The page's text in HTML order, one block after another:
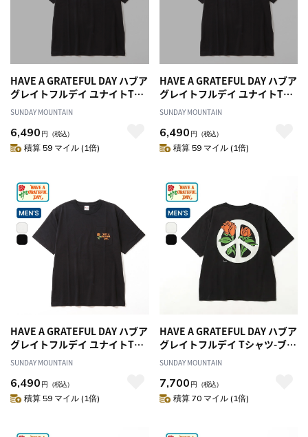
HAVE A GRATEFUL DAY ハブア
グレイトフルデイ ユナイトTシ
ャツ
SUNDAY MOUNTAIN
6,490 円 （税込）
積算 59 マイル (1倍)
HAVE A GRATEFUL DAY ハブア
グレイトフルデイ ユナイトTシ
ャツ
SUNDAY MOUNTAIN
6,490 円 （税込）
積算 59 マイル (1倍)
HAVE A GRATEFUL DAY ハブア
グレイトフルデイ ユナイトTシ
ャツ
SUNDAY MOUNTAIN
6,490 円 （税込）
積算 59 マイル (1倍)
HAVE A GRATEFUL DAY ハブア
グレイトフルデイ Tシャツ-ブル
ーミングピース
SUNDAY MOUNTAIN
7,700 円 （税込）
積算 70 マイル (1倍)